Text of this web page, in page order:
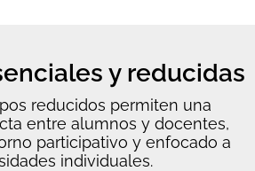
y reducidas
reducidos permiten una
entre alumnos y docentes,
participativo y enfocado a
individuales.